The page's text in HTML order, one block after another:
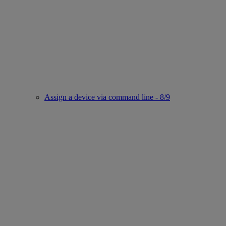
Assign a device via command line - 8/9